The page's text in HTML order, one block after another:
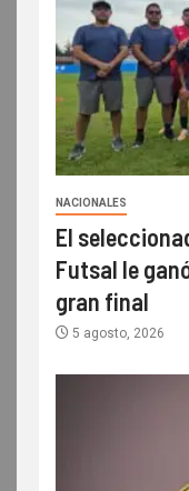
NACIONALES
El
Futsal le
gran final
5 agosto, 2026